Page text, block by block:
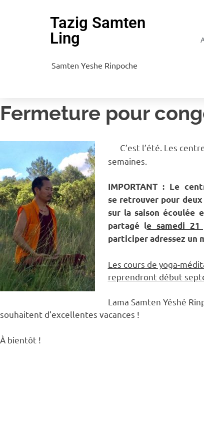
Tazig Samten
Ling
Samten Yeshe Rinpoche
Fermeture pour
C’est l’été. Les
semaines.
IMPORTANT : Le
se retrouver pour deux
sur la saison écoulée
partagé le samedi
participer adressez un
Les cours de yoga-
reprendront début
Lama Samten Yéshé
souhaitent d’excellentes vacances !
À bientôt !